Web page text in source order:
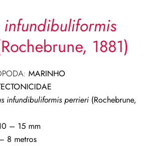
1881)
MARINHO
infundibuliformis perrieri(Rochebrune,
– 15 mm
8 metros